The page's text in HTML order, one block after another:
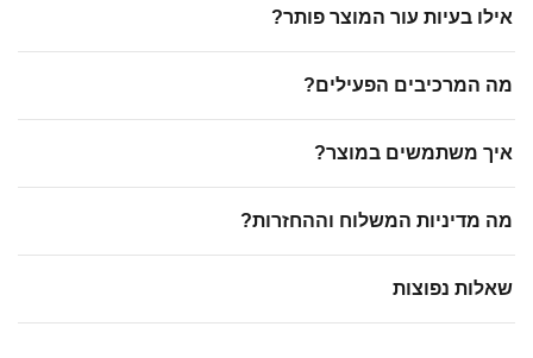
אילו בעיות עור המוצר פותר?
מה המרכיבים הפעילים?
איך משתמשים במוצר?
מה מדיניות המשלוח וההחזרות?
שאלות נפוצות